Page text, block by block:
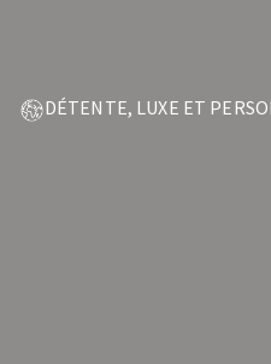
DÉTENTE, LUXE ET